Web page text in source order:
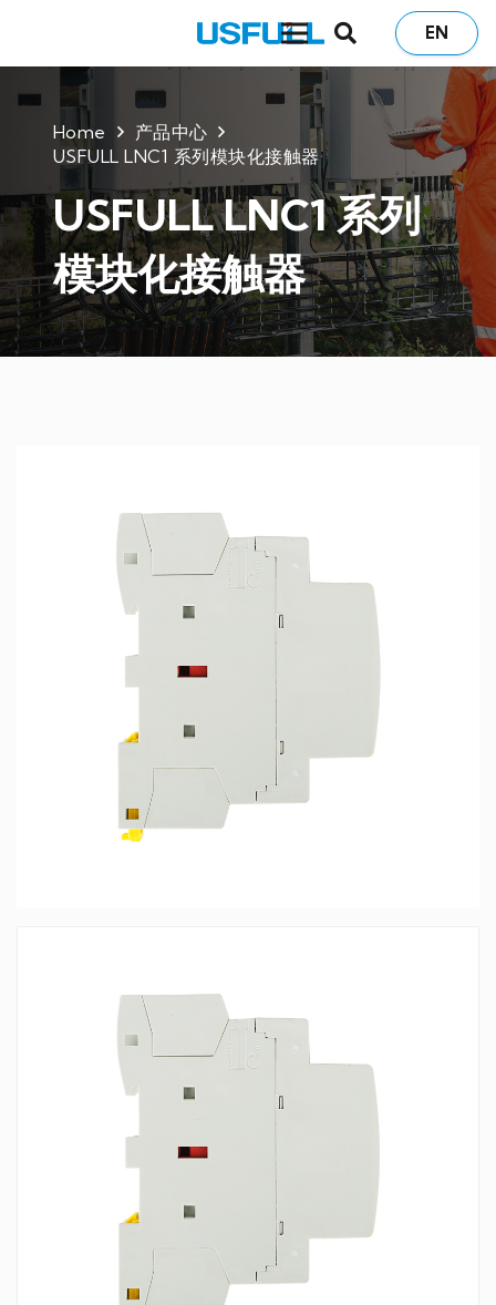
EN
Home
产品中心
USFULL LNC1 系列模块化接触器
USFULL LNC1 系列
模块化接触器